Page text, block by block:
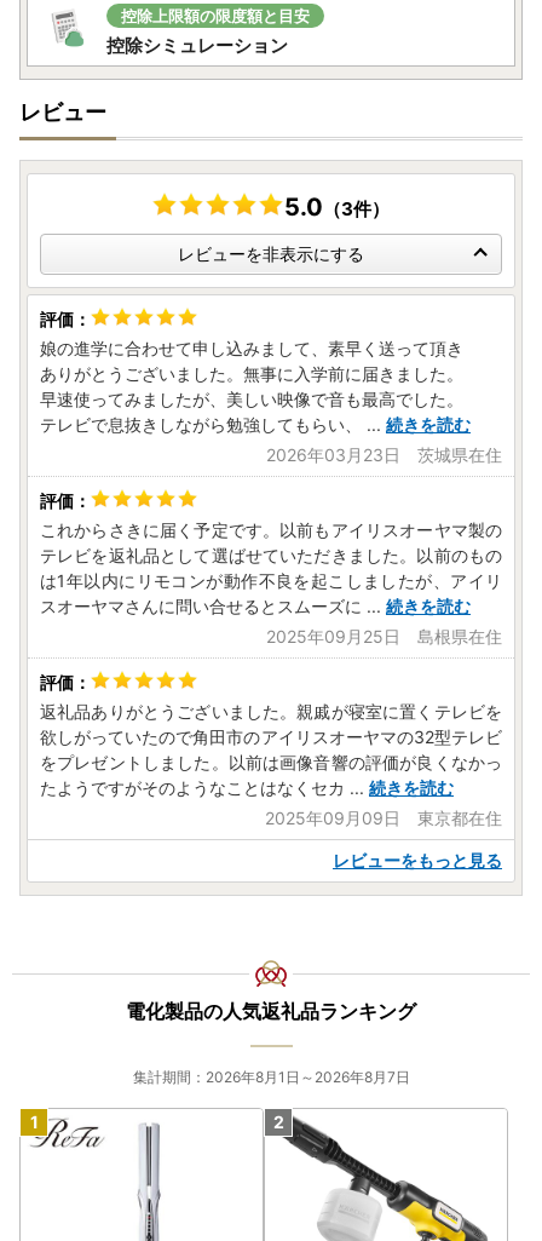
～問い合わせについて～
JTBふるさと納税コールセンター
お問い合わせフォーム：https://faq.furu-po.com/helpdes
k?category_id=231&site_domain=furusato
営業時間：10：00～17：00（1/1～1/3を除く）
商品不具合などのお問い合わせも、こちらのお問い合わせ先
レビューへの書き込みでは対応できませんのでご了承願いま
す
控除上限額の限度額と目安
控除シミュレーション
レビュー
5.0 （3件）
レビューを非表示にする
娘の進学に合わせて申し込みまして、素早く送って頂き
ありがとうございました。無事に入学前に届きました。
早速使ってみましたが、美しい映像で音も最高でした。
テレビで息抜きしながら勉強してもらい、
... 続きを読む
2026年03月23日 茨城県在住
これからさきに届く予定です。以前もアイリスオーヤマ製の
テレビを返礼品として選ばせていただきました。以前のもの
は1年以内にリモコンが動作不良を起こしましたが、アイリ
スオーヤマさんに問い合せるとスムーズに ... 続きを読む
2025年09月25日 島根県在住
返礼品ありがとうございました。親戚が寝室に置くテレビを
欲しがっていたので角田市のアイリスオーヤマの32型テレビ
をプレゼントしました。以前は画像音響の評価が良くなかっ
たようですがそのようなことはなくセカ ... 続きを読む
2025年09月09日 東京都在住
レビューをもっと見る
電化製品の人気返礼品ランキング
集計期間：2026年8月1日～2026年8月7日